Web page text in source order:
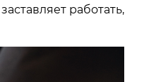
работать,